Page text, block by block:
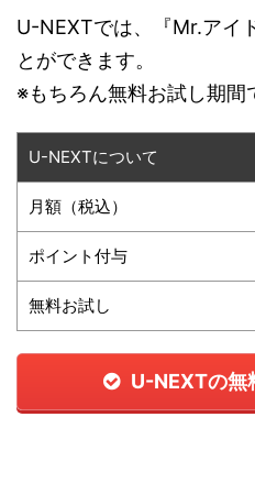
U-NEXTでは、『Mr.アイ
とができます。
※もちろん無料お試し期間
U-NEXTについて
月額（税込）
ポイント付与
無料お試し
U-NEXTの無